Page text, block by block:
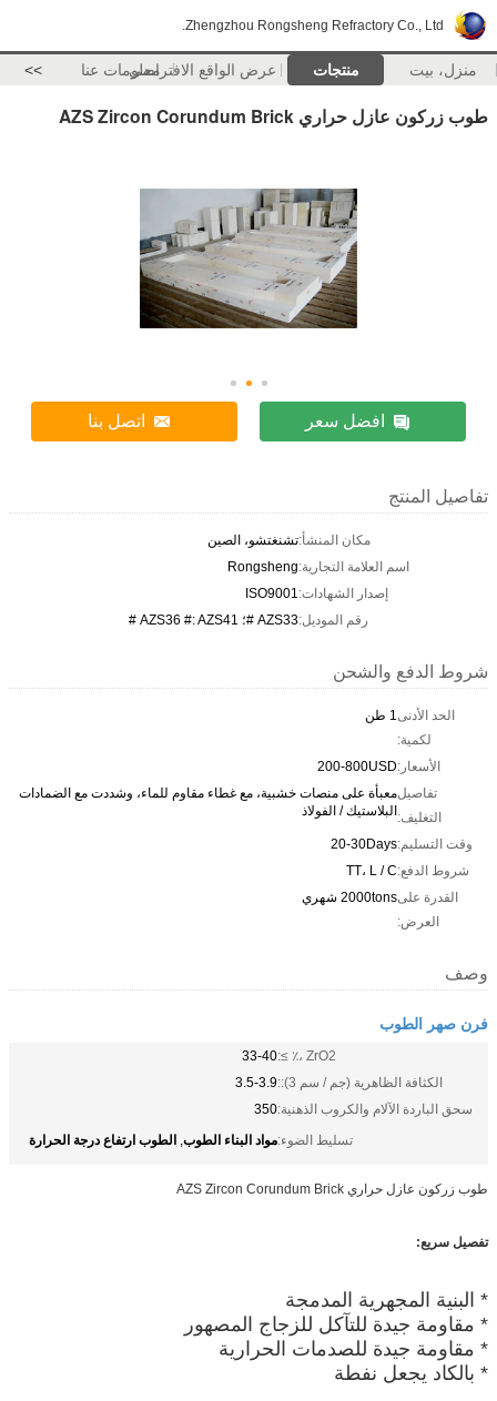
Zhengzhou Rongsheng Refractory Co., Ltd.
منزل، بيت منتجات عرض الواقع الافتراضيمعلومات عنا >>
طوب زركون عازل حراري AZS Zircon Corundum Brick
افضل سعر اتصل بنا
تفاصيل المنتج
مكان المنشأ:تشنغتشو، الصين
اسم العلامة التجارية:Rongsheng
إصدار الشهادات:ISO9001
رقم الموديل:AZS33 #؛ AZS36 #: AZS41 #
شروط الدفع والشحن
الحد الأدنى
لكمية:
1 طن
الأسعار:200-800USD
تفاصيل
التغليف:
معبأة على منصات خشبية، مع غطاء مقاوم للماء، وشددت مع الضمادات
البلاستيك / الفولاذ
وقت التسليم:20-30Days
شروط الدفع:TT، L / C
القدرة على
العرض:
2000tons شهري
وصف
فرن صهر الطوب
ZrO2 ،٪ ≥:
33-40
الكثافة الظاهرية (جم / سم 3)::
3.5-3.9
سحق الباردة الآلام والكروب الذهنية:350
تسليط الضوء:مواد البناء الطوب, الطوب ارتفاع درجة الحرارة
طوب زركون عازل حراري AZS Zircon Corundum Brick
تفصيل سريع:
* البنية المجهرية المدمجة
* مقاومة جيدة للتآكل للزجاج المصهور
* مقاومة جيدة للصدمات الحرارية
* بالكاد يجعل نفطة